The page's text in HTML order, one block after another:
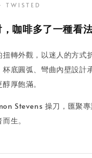
TWISTED
咖啡多了一種看法
轉外觀，以迷人的方式
杯底圓弧、彎曲內壁設計
厚飽滿。
Stevens 操刀，匯聚
生。